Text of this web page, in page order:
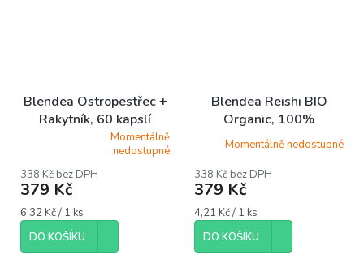
Blendea Ostropestřec +
Rakytník, 60 kapslí
produktu
je
z
hvězdiček.
Momentálně
nedostupné
338 Kč bez DPH
379 Kč
Měrná
cena:
6,32 Kč / 1 ks
DO KOŠÍKU
Blendea Reishi BIO
Organic, 100%
rostlinné, 90 kapslí
Momentálně nedostupné
338 Kč bez DPH
379 Kč
Měrná
cena:
4,21 Kč / 1 ks
DO KOŠÍKU